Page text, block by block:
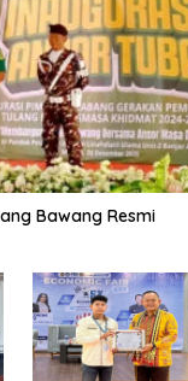
Bawang Resmi